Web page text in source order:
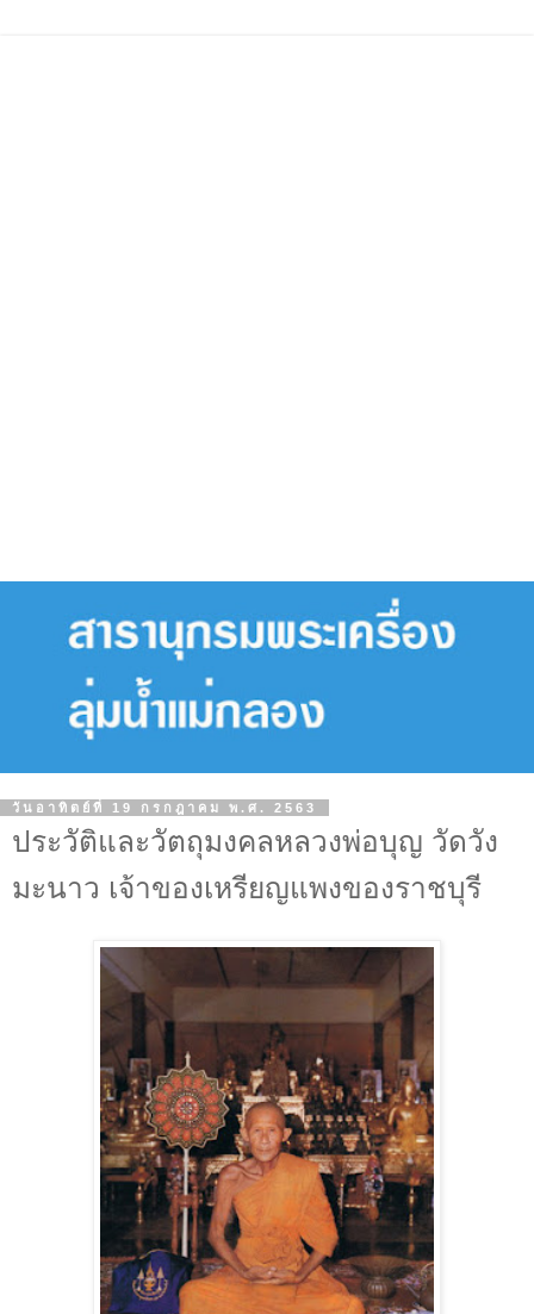
วันอาทิตย์ที่ 19 กรกฎาคม พ.ศ. 2563
ประวัติและวัตถุมงคลหลวงพ่อบุญ วัดวัง
มะนาว เจ้าของเหรียญแพงของราชบุรี